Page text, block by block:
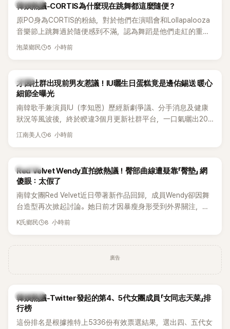
熱議討論
韓娛熱議-CORTIS為什麼現在跳舞都這麼隨便？
原PO身為CORTIS的粉絲，對於他們在演唱會和Lollapalooza
音樂節上跳舞過於隨便感到不滿，認為舞蹈是他們走紅的重要
原因，希望他們能更認真地表演。
泡菜鄉民 5 小時前
韓星
才因社群出現前男友惹議！IU曬生日蛋糕竟是邊佑錫送 暖心
細節全曝光
南韓歌手兼演員IU（李知恩）歷經新劇爭議、分手消息及健康
狀況等風波後，終於睽違3個月更新社群平台，一口氣曬出20
張近況照，讓大批粉絲又驚又喜。其中，一張生日蛋糕照意外
江南美人 6 小時前
K-POP
Red Velvet Wendy直拍掀熱議！臀部曲線遭疑靠「臀墊」 網
傻眼：太假了
南韓女團Red Velvet近日帶著新作品回歸，成員Wendy卻因舞
台造型再次掀起討論。她日前才因暴瘦身形受到外界關注，又
被質疑在舞台上使用臀墊，如今最新打歌舞台曝光後，再度因
K氏鄉民 8 小時前
廣告
熱議討論
韓娛熱議-Twitter發起的第4、5代女團成員「女同志天菜」排
行榜
這份排名是根據推特上5336份有效票選結果，選出四、五代女